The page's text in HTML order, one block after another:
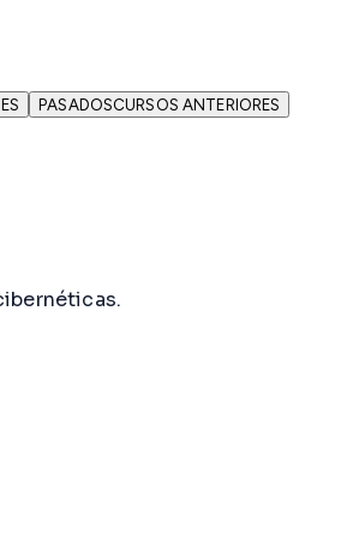
PASADOSCURSOS ANTERIORES